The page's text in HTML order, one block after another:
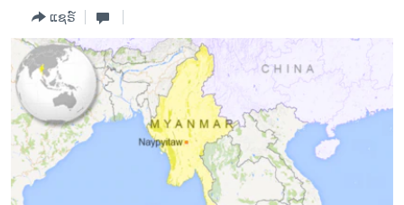
ອິດສະຫຼະພາບດ້ານການຂ່າວ
ຊີວິດຊາວລາວ
ຊຸມຊົນຊາວລາວ
ວິທະຍາສາດ-ເທັກໂນໂລຈີ
ທຸລະກິດ
ພາສາອັງກິດ
ແຊຣ໌